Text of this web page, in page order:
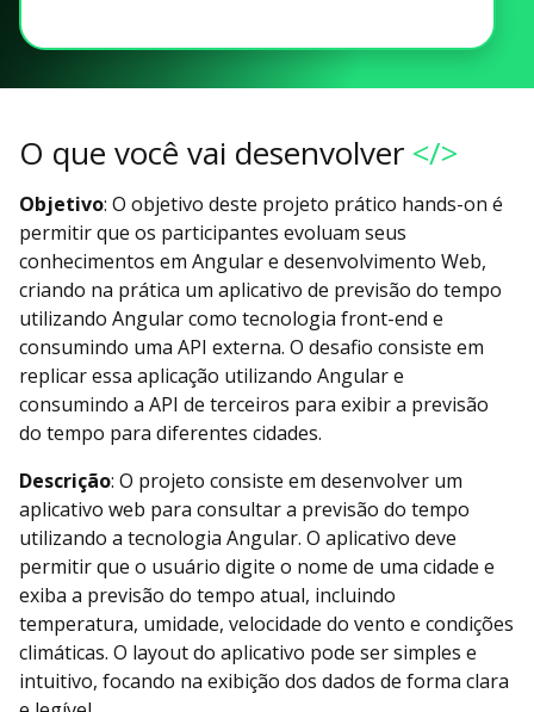
O que você vai desenvolver </>
Objetivo: O objetivo deste projeto prático hands-on é
permitir que os participantes evoluam seus
conhecimentos em Angular e desenvolvimento Web,
criando na prática um aplicativo de previsão do tempo
utilizando Angular como tecnologia front-end e
consumindo uma API externa. O desafio consiste em
replicar essa aplicação utilizando Angular e
consumindo a API de terceiros para exibir a previsão
do tempo para diferentes cidades.
Descrição: O projeto consiste em desenvolver um
aplicativo web para consultar a previsão do tempo
utilizando a tecnologia Angular. O aplicativo deve
permitir que o usuário digite o nome de uma cidade e
exiba a previsão do tempo atual, incluindo
temperatura, umidade, velocidade do vento e condições
climáticas. O layout do aplicativo pode ser simples e
intuitivo, focando na exibição dos dados de forma clara